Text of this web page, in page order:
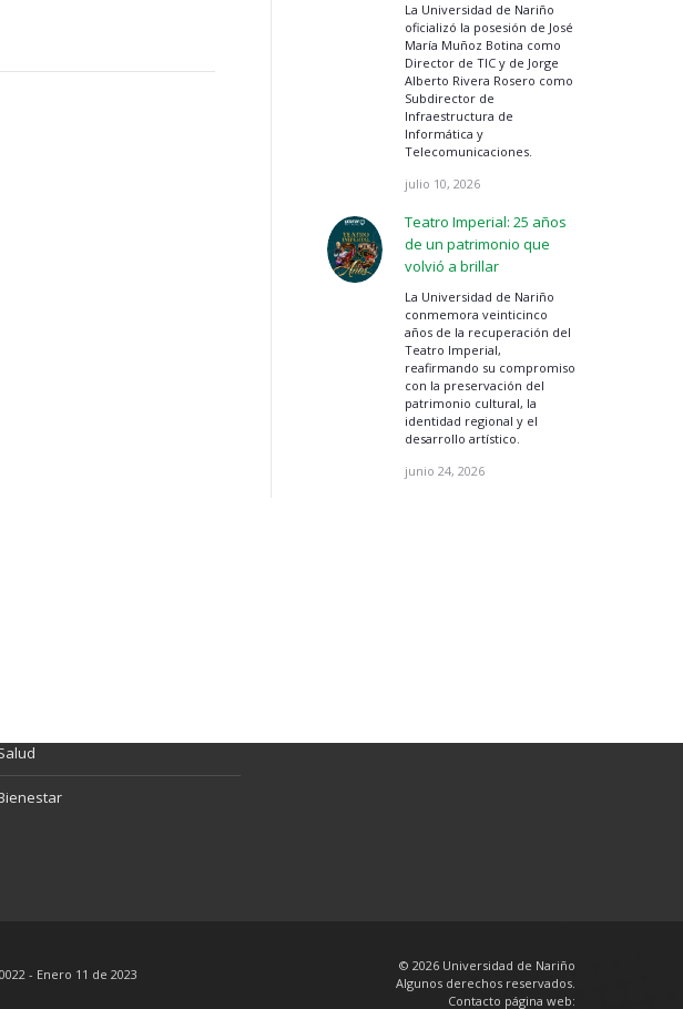
La Universidad de Nariño
oficializó la posesión de José
María Muñoz Botina como
Director de TIC y de Jorge
Alberto Rivera Rosero como
Subdirector de
Infraestructura de
Informática y
Telecomunicaciones.
julio 10, 2026
Teatro Imperial: 25 años
de un patrimonio que
volvió a brillar
La Universidad de Nariño
conmemora veinticinco
años de la recuperación del
Teatro Imperial,
reafirmando su compromiso
con la preservación del
patrimonio cultural, la
identidad regional y el
desarrollo artístico.
junio 24, 2026
- Enero 11 de 2023
© 2026 Universidad de Nariño
Algunos derechos reservados.
Contacto página web: